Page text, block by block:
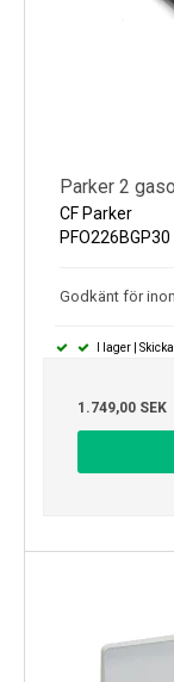
Parker 2
CF Parker
PFO226BGP30
Godkänt för
I lager |
1.749,00 SEK